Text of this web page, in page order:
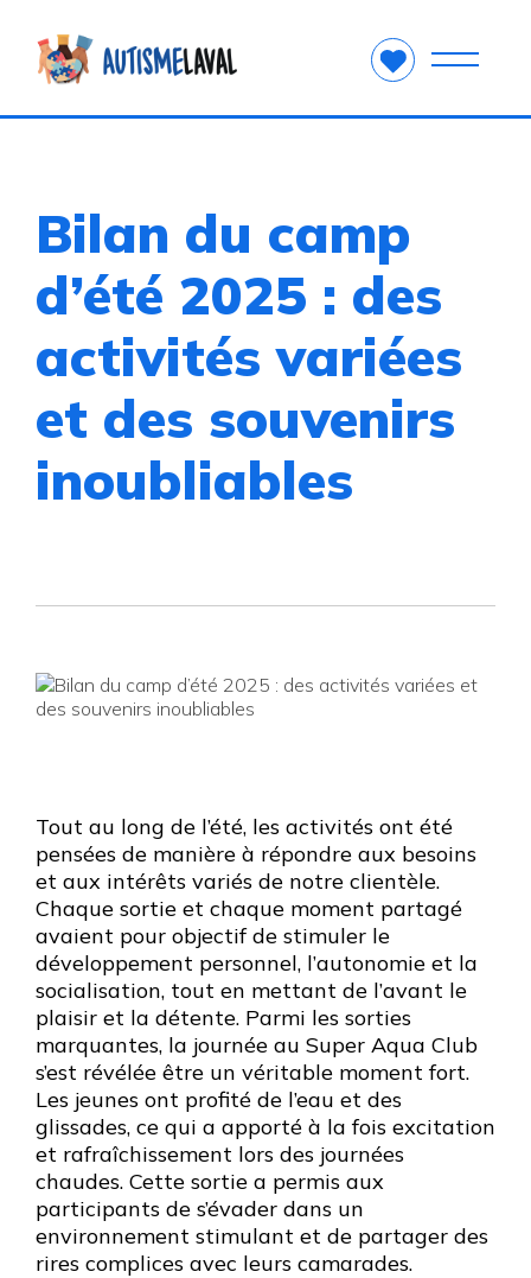
Bilan du camp
d’été 2025 : des
activités variées
et des souvenirs
inoubliables
Tout au long de l’été, les activités ont été
pensées de manière à répondre aux besoins
et aux intérêts variés de notre clientèle.
Chaque sortie et chaque moment partagé
avaient pour objectif de stimuler le
développement personnel, l’autonomie et la
socialisation, tout en mettant de l’avant le
plaisir et la détente. Parmi les sorties
marquantes, la journée au Super Aqua Club
s’est révélée être un véritable moment fort.
Les jeunes ont profité de l’eau et des
glissades, ce qui a apporté à la fois excitation
et rafraîchissement lors des journées
chaudes. Cette sortie a permis aux
participants de s’évader dans un
environnement stimulant et de partager des
rires complices avec leurs camarades.